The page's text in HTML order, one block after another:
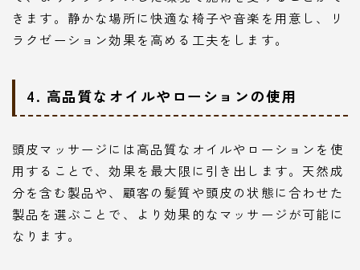
きます。静かな場所に快適な椅子や音楽を用意し、リ
ラクゼーション効果を高める工夫をします。
4. 高品質なオイルやローションの使用
頭皮マッサージには高品質なオイルやローションを使
用することで、効果を最大限に引き出します。天然成
分を含む製品や、顧客の髪質や頭皮の状態に合わせた
製品を選ぶことで、より効果的なマッサージが可能に
なります。